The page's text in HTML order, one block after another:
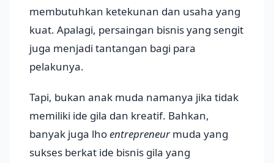
membutuhkan ketekunan dan usaha yang
kuat. Apalagi, persaingan bisnis yang sengit
juga menjadi tantangan bagi para
pelakunya.
Tapi, bukan anak muda namanya jika tidak
memiliki ide gila dan kreatif. Bahkan,
banyak juga lhoentrepreneurmuda yang
sukses berkat ide bisnis gila yang